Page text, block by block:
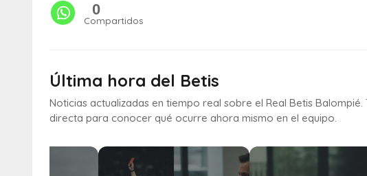
0
Compartidos
Última hora del Betis
Noticias actualizadas en tiempo real sobre el Real Betis
directa para conocer qué ocurre ahora mismo en el equipo.